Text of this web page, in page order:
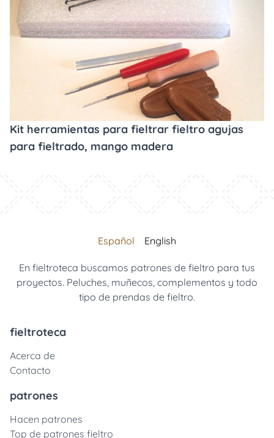
Kit herramientas para fieltrar fieltro agujas
para fieltrado, mango madera
Español English
En fieltroteca buscamos patrones de fieltro para tus
proyectos. Peluches, muñecos, complementos y todo
tipo de prendas de fieltro.
fieltroteca
Acerca de
Contacto
patrones
Hacen patrones
Top de patrones fieltro